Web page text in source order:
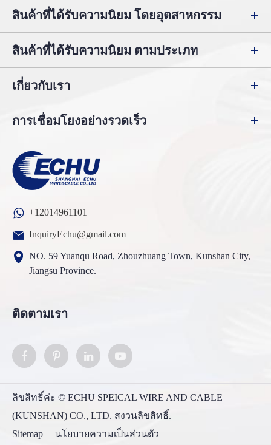
สินค้าที่ได้รับความนิยม โดยอุตสาหกรรม
สินค้าที่ได้รับความนิยม ตามประเภท
เกี่ยวกับเรา
การเชื่อมโยงอย่างรวดเร็ว
+12014961101
InquiryEchu@gmail.com
NO. 59 Yuanqu Road, Zhouzhuang Town, Kunshan City,
Jiangsu Province.
ติดตามเรา
ลิขสิทธิ์ค่ะ © ECHU SPEICAL WIRE AND CABLE
(KUNSHAN) CO., LTD. สงวนลิขสิทธิ์.
Sitemap | นโยบายความเป็นส่วนตัว